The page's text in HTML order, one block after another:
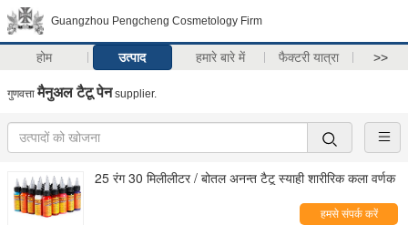
Guangzhou Pengcheng Cosmetology Firm
होम उत्पाद हमारे बारे में फैक्टरी यात्रा >>
गुणवत्ता मैनुअल टैटू पेनsupplier.
25 रंग 30 मिलीलीटर / बोतल अनन्त टैटू स्याही शारीरिक कला वर्णक
हमसे संपर्क करें